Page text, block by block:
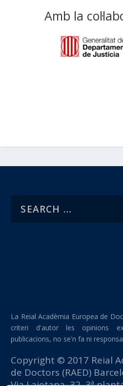
Amb la
La Reial Acadèmia Europea de
criteri d'autor les opinions
publicacions, no se'n fa ni
Copyright © 2017 Reial
de Doctors (RAED)